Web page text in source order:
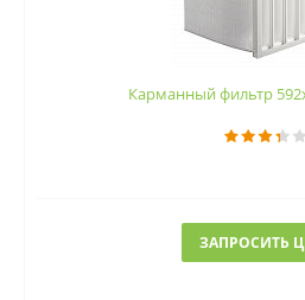
Карманный фильтр
ЗАПРОСИТЬ